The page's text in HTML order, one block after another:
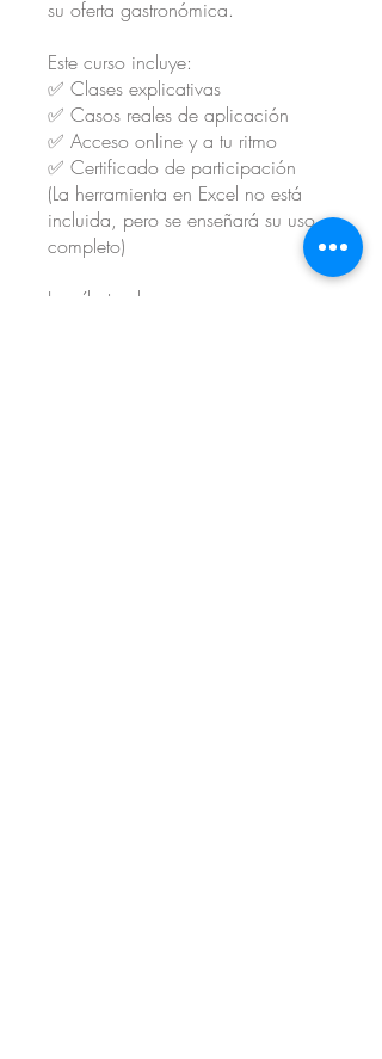
su oferta gastronómica.
Este curso incluye:
✅ Clases explicativas
✅ Casos reales de aplicación
✅ Acceso online y a tu ritmo
✅ Certificado de participación
(La herramienta en Excel no está
incluida, pero se enseñará su uso
completo)
Inscríbete ahora